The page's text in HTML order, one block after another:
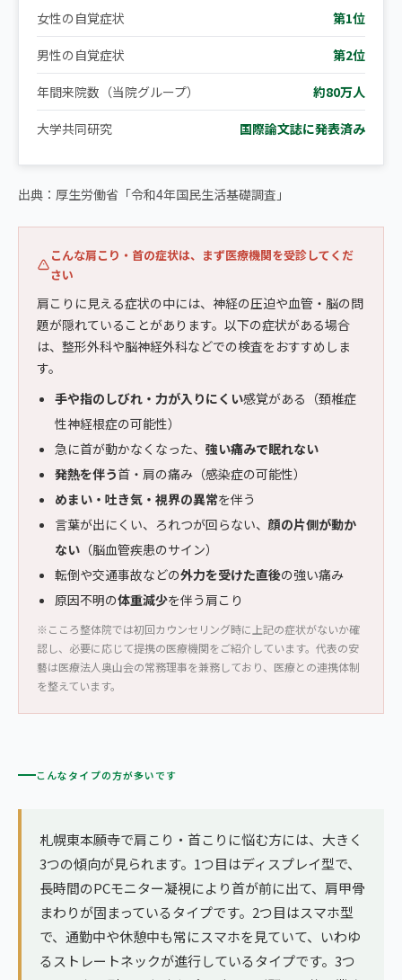
女性の自覚症状 第1位
男性の自覚症状 第2位
年間来院数（当院グループ） 約80万人
大学共同研究 国際論文誌に発表済み
出典：厚生労働省「令和4年国民生活基礎調査」
こんな肩こり・首の症状は、まず医療機関を受診してくだ
さい
肩こりに見える症状の中には、神経の圧迫や血管・脳の問
題が隠れていることがあります。以下の症状がある場合
は、整形外科や脳神経外科などでの検査をおすすめしま
す。
手や指のしびれ・力が入りにくい感覚がある（頚椎症
性神経根症の可能性）
急に首が動かなくなった、 強い痛みで眠れない
発熱を伴う首・肩の痛み（感染症の可能性）
めまい・吐き気・視界の異常を伴う
言葉が出にくい、ろれつが回らない、顔の片側が動か
ない （脳血管疾患のサイン）
転倒や交通事故などの外力を受けた直後の強い痛み
原因不明の体重減少を伴う肩こり
※こころ整体院では初回カウンセリング時に上記の症状がないか確
認し、必要に応じて提携の医療機関をご紹介しています。代表の安
藝は医療法人奥山会の常務理事を兼務しており、医療との連携体制
を整えています。
こんなタイプの方が多いです
札幌東本願寺で肩こり・首こりに悩む方には、大きく
3つの傾向が見られます。1つ目はディスプレイ型で、
長時間のPCモニター凝視により首が前に出て、肩甲骨
まわりが固まっているタイプです。2つ目はスマホ型
で、通勤中や休憩中も常にスマホを見ていて、いわゆ
るストレートネックが進行しているタイプです。3つ